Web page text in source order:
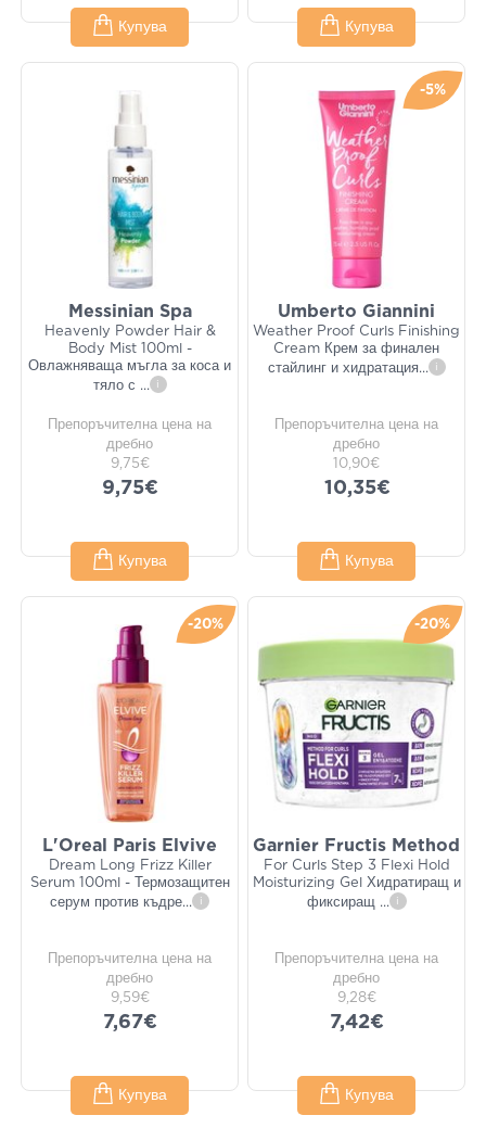
Купува Купува
Messinian Spa
Heavenly Powder Hair &
Body Mist 100ml -
Овлажняваща мъгла за коса и
тяло с ... i
Препоръчителна цена на
дребно
9,75€
9,75€
Купува
-5%
Umberto Giannini
Weather Proof Curls Finishing
Cream Крем за финален
стайлинг и хидратация... i
Препоръчителна цена на
дребно
10,90€
10,35€
Купува
-20%
L'Oreal Paris Elvive
Dream Long Frizz Killer
Serum 100ml - Термозащитен
серум против къдре... i
Препоръчителна цена на
дребно
9,59€
7,67€
Купува
-20%
Garnier Fructis Method
For Curls Step 3 Flexi Hold
Moisturizing Gel Хидратиращ и
фиксиращ ... i
Препоръчителна цена на
дребно
9,28€
7,42€
Купува